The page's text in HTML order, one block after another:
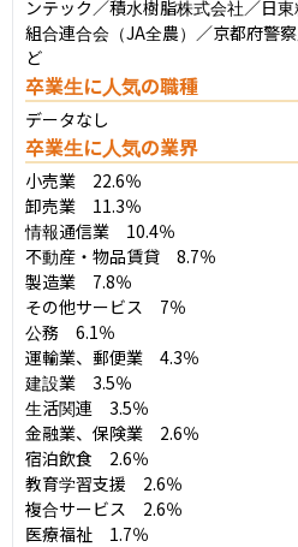
ンテック／積水樹脂株式会社／日
組合連合会（JA全農）／京都府警
ど
卒業生に人気の職種
データなし
卒業生に人気の業界
小売業　22.6％
卸売業　11.3％
情報通信業　10.4％
不動産・物品賃貸　8.7％
製造業　7.8％
その他サービス　7％
公務　6.1％
運輸業、郵便業　4.3％
建設業　3.5％
生活関連　3.5％
金融業、保険業　2.6％
宿泊飲食　2.6％
教育学習支援　2.6％
複合サービス　2.6％
医療福祉　1.7％